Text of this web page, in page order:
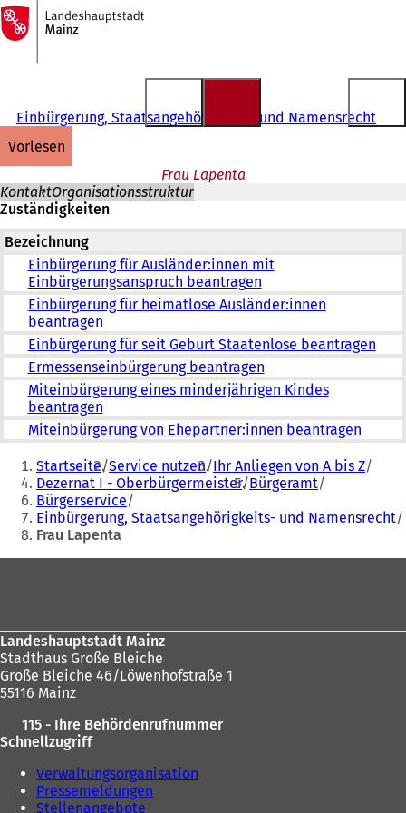
Inhalt anspringen
Zur
Startseite
Einbürgerung, Staatsangehörigkeits- und Namensrecht
vorlesen
Frau Lapenta
KontaktOrganisationsstruktur
Zuständigkeiten
Bezeichnung
Einbürgerung für Ausländer:innen mit
Einbürgerungsanspruch beantragen
Einbürgerung für heimatlose Ausländer:innen
beantragen
Einbürgerung für seit Geburt Staatenlose beantragen
Ermessenseinbürgerung beantragen
Miteinbürgerung eines minderjährigen Kindes
beantragen
Miteinbürgerung von Ehepartner:innen beantragen
Sie
befinden
sich
hier:
Startseite Service nutzen Ihr Anliegen von A bis Z
Dezernat I - Oberbürgermeister Bürgeramt
Bürgerservice
Einbürgerung, Staatsangehörigkeits- und Namensrecht
Frau Lapenta
Landeshauptstadt Mainz
Stadthaus Große Bleiche
Große Bleiche 46/Löwenhofstraße 1
55116 Mainz
115 - Ihre Behördenrufnummer
Schnellzugriff
Verwaltungsorganisation
Pressemeldungen
Stellenangebote